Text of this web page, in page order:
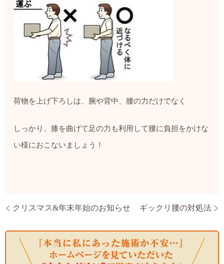
荷物を上げ下ろしは、腕や背中、腰の力だけでなく
しっかり、膝を曲げて足の力も利用して腰に負担をかけな
い様におこないましょう！
クリスマス&年末年始のお知らせ ギックリ腰の対処法